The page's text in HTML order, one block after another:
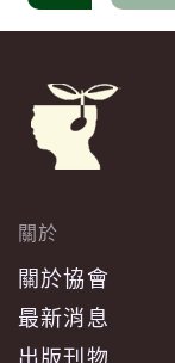
關於
關於協會
最新消息
出版刊物